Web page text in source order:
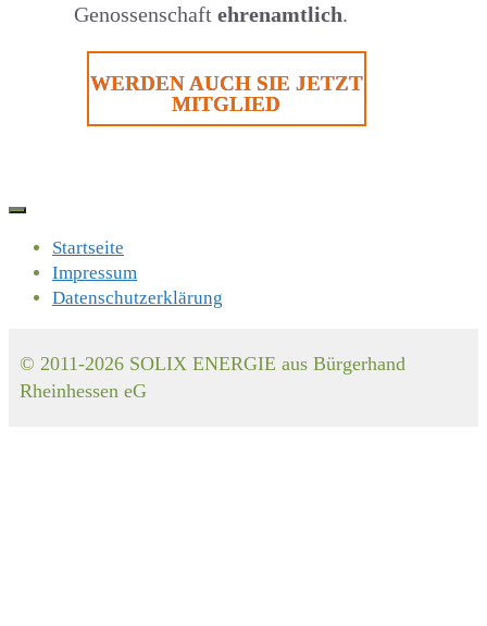
Genossenschaft ehrenamtlich.
WERDEN AUCH SIE JETZT
MITGLIED
Startseite
Impressum
Datenschutzerklärung
© 2011-2026 SOLIX ENERGIE aus Bürgerhand
Rheinhessen eG